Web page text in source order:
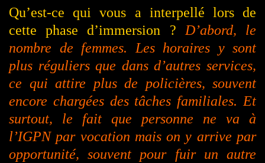
Qu’est-ce qui vous a interpellé lors de
cette phase d’immersion ?
D’abord, le
nombre de femmes. Les horaires y sont
plus réguliers que dans d’autres services,
ce qui attire plus de policières, souvent
encore chargées des tâches familiales. Et
surtout, le fait que personne ne va à
l’IGPN par vocation maison y arrive par
opportunité, souvent pour fuir un autre